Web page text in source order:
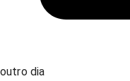
outro dia